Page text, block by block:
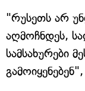
"რუსეთს არ
აღმოჩნდეს,
სამსახურები